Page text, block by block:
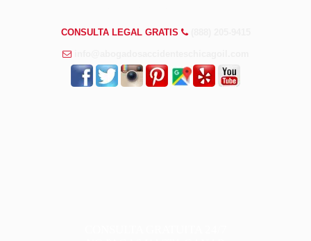
CONSULTA LEGAL GRATIS